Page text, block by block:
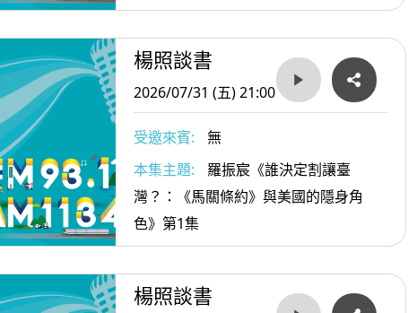
楊照談書
2026/07/31 (五) 21:00
受邀來賓:
無
本集主題:
羅振宸《誰決定割讓臺
灣？：《馬關條約》與美國的隱身角
色》第1集
楊照談書